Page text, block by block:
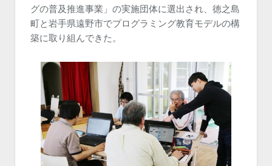
グの普及推進事業」の実施団体に選出され、徳之島
町と岩手県遠野市でプログラミング教育モデルの構
築に取り組んできた。